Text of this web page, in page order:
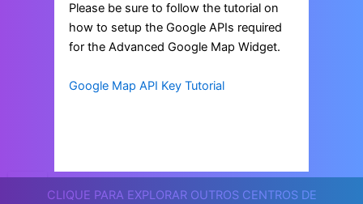
CLIQUE PARA EXPLORAR OUTROS CENTROS DE
Please be sure to follow the tutorial on
how to setup the Google APIs required
for the Advanced Google Map Widget.
Google Map API Key Tutorial